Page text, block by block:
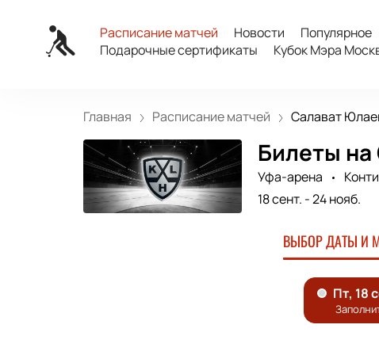
Расписание матчей Новости Популярное
Подарочные сертификаты
Кубок Мэра
Главная Расписание матчей Салават
Билеты
Уфа-арена
18 сент. -24 нояб.
ВЫБОР ДАТЫ И